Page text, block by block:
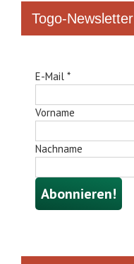
Togo-Newsletter
E-Mail *
Vorname
Nachname